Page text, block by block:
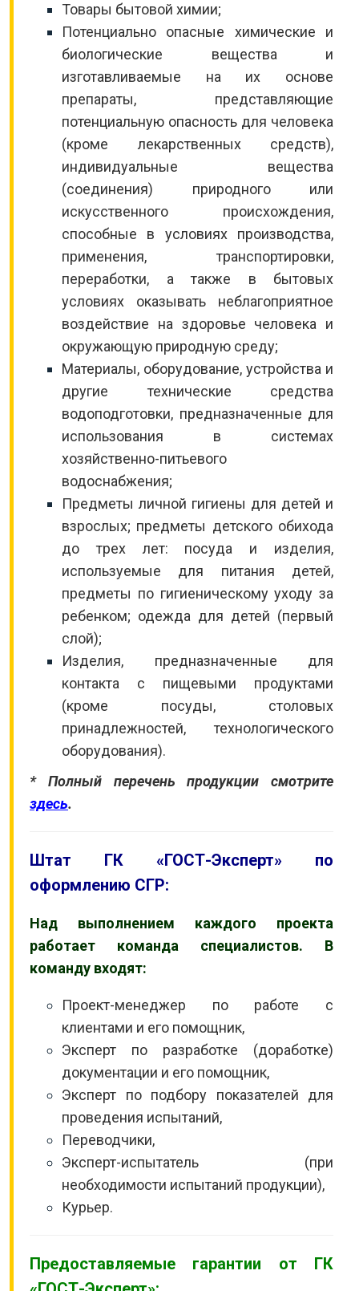
Товары бытовой химии;
Потенциально опасные химические и
биологические вещества и
изготавливаемые на их основе
препараты, представляющие
потенциальную опасность для человека
(кроме лекарственных средств),
индивидуальные вещества
(соединения) природного или
искусственного происхождения,
способные в условиях производства,
применения, транспортировки,
переработки, а также в бытовых
условиях оказывать неблагоприятное
воздействие на здоровье человека и
окружающую природную среду;
Материалы, оборудование, устройства и
другие технические средства
водоподготовки, предназначенные для
использования в системах
хозяйственно-питьевого
водоснабжения;
Предметы личной гигиены для детей и
взрослых; предметы детского обихода
до трех лет: посуда и изделия,
используемые для питания детей,
предметы по гигиеническому уходу за
ребенком; одежда для детей (первый
слой);
Изделия, предназначенные для
контакта с пищевыми продуктами
(кроме посуды, столовых
принадлежностей, технологического
оборудования).
* Полный перечень продукции смотрите
здесь.
Штат ГК «ГОСТ-Эксперт» по
оформлению СГР:
Над выполнением каждого проекта
работает команда специалистов. В
команду входят:
Проект-менеджер по работе с
клиентами и его помощник,
Эксперт по разработке (доработке)
документации и его помощник,
Эксперт по подбору показателей для
проведения испытаний,
Переводчики,
Эксперт-испытатель (при
необходимости испытаний продукции),
Курьер.
Предоставляемые гарантии от ГК